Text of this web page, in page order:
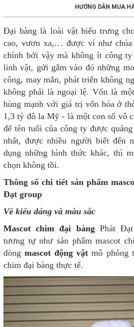
HƯỚNG DẪN MUA
Đại bàng là loài vật biểu trưng
cao, vươn xa,… được ví như
chính bởi vậy mà không ít công
linh vật, gửi gắm vào đó những
công, may mắn, phát triển không
không phải là ngoại lệ. Vốn là
hùng mạnh với giá trị vốn hóa ở
1,3 tỷ đô la Mỹ - là một con số vô
để tên tuổi của công ty được
nhất, được nhiều người biết đến
dụng những hình thức khác, thì
chọn không tồi.
Thông số chi tiết sản phẩm
Đạt group
Về kiểu dáng và màu sắc
Mascot chim đại bàngPhát Đạt
tương tự như sản phẩm mascot
dòngmascot động vật mô phỏng
chim đại bàng thực tế.